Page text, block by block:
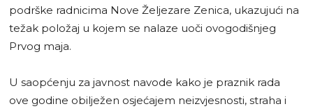
podrške radnicima Nove Željezare Zenica, ukazujući na
težak položaj u kojem se nalaze uoči ovogodišnjeg
Prvog maja.
U saopćenju za javnost navode kako je praznik rada
ove godine obilježen osjećajem neizvjesnosti, straha i